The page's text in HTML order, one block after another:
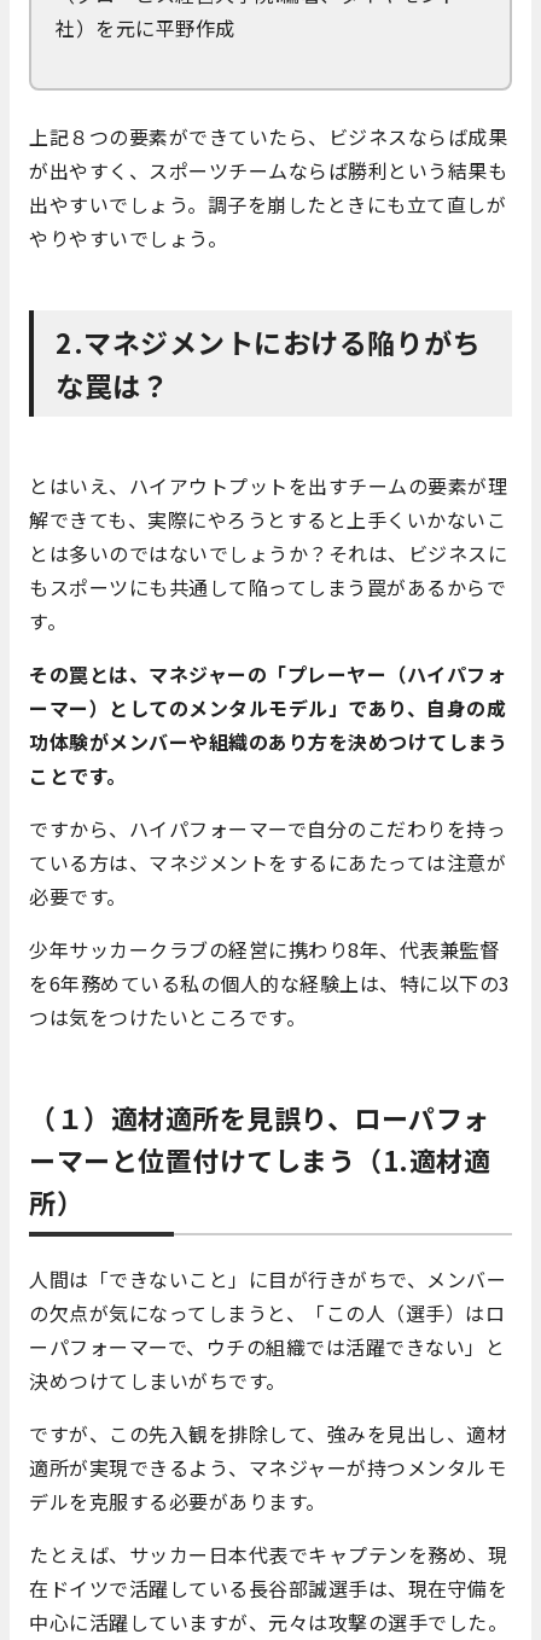
社）を元に平野作成
上記８つの要素ができていたら、ビジネスならば成果
が出やすく、スポーツチームならば勝利という結果も
出やすいでしょう。調子を崩したときにも立て直しが
やりやすいでしょう。
2.マネジメントにおける陥りがち
な罠は？
とはいえ、ハイアウトプットを出すチームの要素が理
解できても、実際にやろうとすると上手くいかないこ
とは多いのではないでしょうか？それは、ビジネスに
もスポーツにも共通して陥ってしまう罠があるからで
す。
その罠とは、マネジャーの「プレーヤー（ハイパフォ
ーマー）としてのメンタルモデル」であり、自身の成
功体験がメンバーや組織のあり方を決めつけてしまう
ことです。
ですから、ハイパフォーマーで自分のこだわりを持っ
ている方は、マネジメントをするにあたっては注意が
必要です。
少年サッカークラブの経営に携わり8年、代表兼監督
を6年務めている私の個人的な経験上は、特に以下の3
つは気をつけたいところです。
（１）適材適所を見誤り、ローパフォ
ーマーと位置付けてしまう（1.適材適
所）
人間は「できないこと」に目が行きがちで、メンバー
の欠点が気になってしまうと、「この人（選手）はロ
ーパフォーマーで、ウチの組織では活躍できない」と
決めつけてしまいがちです。
ですが、この先入観を排除して、強みを見出し、適材
適所が実現できるよう、マネジャーが持つメンタルモ
デルを克服する必要があります。
たとえば、サッカー日本代表でキャプテンを務め、現
在ドイツで活躍している長谷部誠選手は、現在守備を
中心に活躍していますが、元々は攻撃の選手でした。